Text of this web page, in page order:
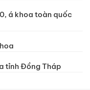
á khoa toàn quốc
tỉnh Đồng Tháp